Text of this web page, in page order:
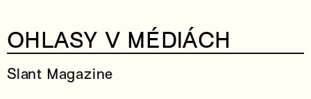
OHLASY V MÉDIÁCH
Slant Magazine